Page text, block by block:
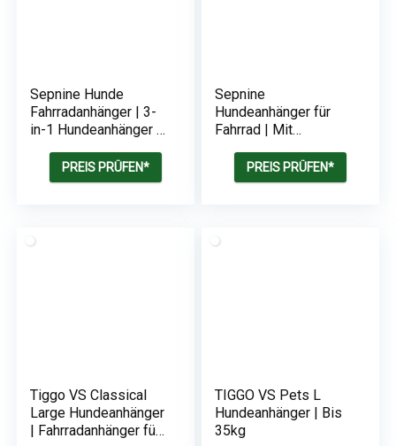
Sepnine Hunde
Fahrradanhänger | 3-
in-1 Hundeanhänger &
und Bremse |
Maximale Belastung
PREIS PRÜFEN*
Sepnine
Hundeanhänger für
Fahrrad | Mit
| 600D Oxford Canvas
Geschützt vor Regen |
PREIS PRÜFEN*
Tiggo VS Classical
Large Hundeanhänger
| Fahrradanhänger für
TIGGO VS Pets L
Hundeanhänger | Bis
35kg